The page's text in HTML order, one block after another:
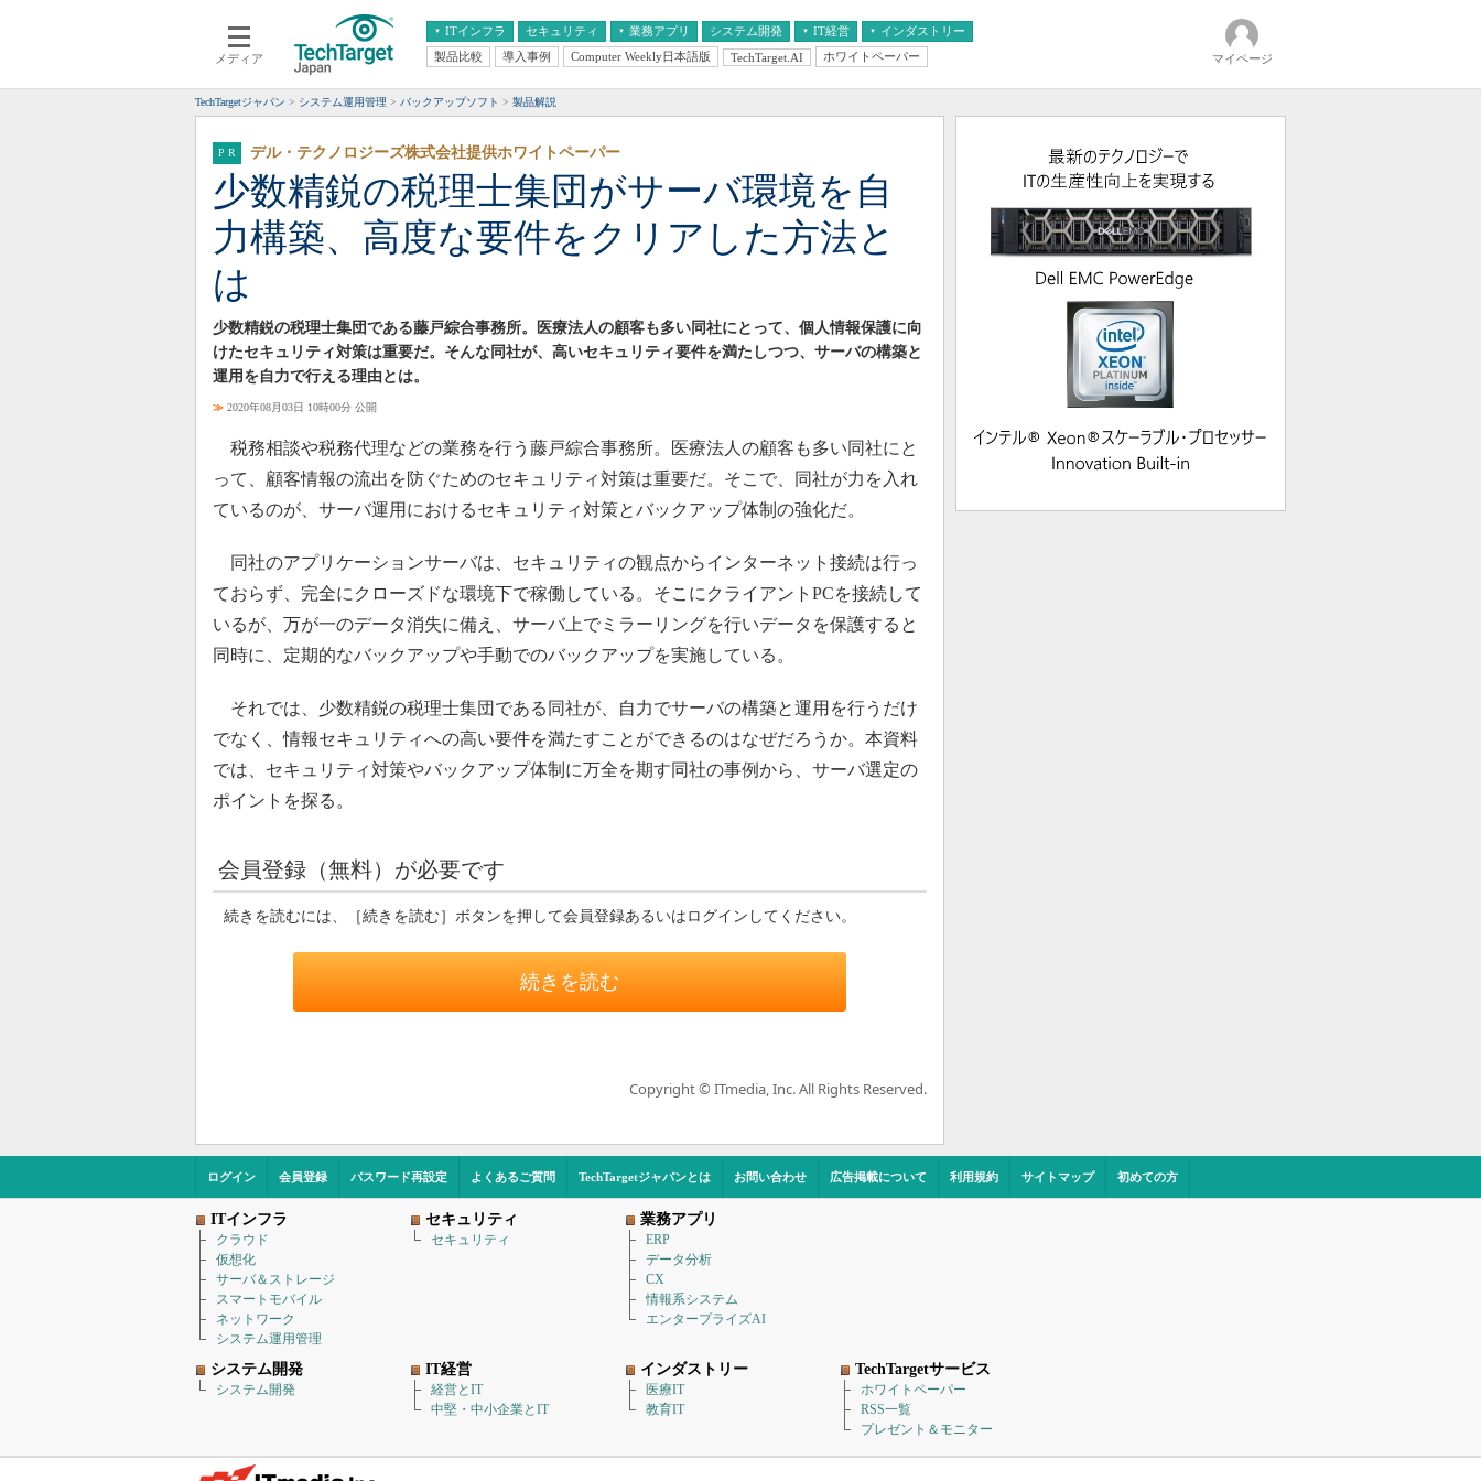
メディア
ITインフラ
クラウド
スマートモバイル
ネットワーク
システム運用管理
セキュリティ 業務アプリ
エンタープライズAI
ERP
CX
情報系システム
システム開発 IT経営
経営とIT
インダストリー
医療IT
製品比較 導入事例 Computer Weekly日本語版 TechTarget.AI ホワイトペーパー マイページ
TechTargetジャパン システム運用管理 バックアップソフト 製品解説
少数精鋭の税理士集団がサーバ環境を自
力構築、高度な要件をクリアした方法と
は
デル・テクノロジーズ株式会社提供ホワイトペーパー
少数精鋭の税理士集団である藤戸綜合事務所。医療法人の顧客も多い同社にとって、個人情報保護に向
けたセキュリティ対策は重要だ。そんな同社が、高いセキュリティ要件を満たしつつ、サーバの構築と
運用を自力で行える理由とは。
≫ 2020年08月03日 10時00分 公開
税務相談や税務代理などの業務を行う藤戸綜合事務所。医療法人の顧客も多い同社にと
って、顧客情報の流出を防ぐためのセキュリティ対策は重要だ。そこで、同社が力を入れ
ているのが、サーバ運用におけるセキュリティ対策とバックアップ体制の強化だ。
同社のアプリケーションサーバは、セキュリティの観点からインターネット接続は行っ
ておらず、完全にクローズドな環境下で稼働している。そこにクライアントPCを接続して
いるが、万が一のデータ消失に備え、サーバ上でミラーリングを行いデータを保護すると
同時に、定期的なバックアップや手動でのバックアップを実施している。
それでは、少数精鋭の税理士集団である同社が、自力でサーバの構築と運用を行うだけ
でなく、情報セキュリティへの高い要件を満たすことができるのはなぜだろうか。本資料
では、セキュリティ対策やバックアップ体制に万全を期す同社の事例から、サーバ選定の
ポイントを探る。
会員登録（無料）が必要です
続きを読むには、［続きを読む］ボタンを押して会員登録あるいはログインしてください。
続きを読む
Copyright © ITmedia, Inc. All Rights Reserved.
ログイン 会員登録 パスワード再設定 よくあるご質問 TechTargetジャパンとは お問い合わせ 広告掲載について 利用規約 サイトマップ 初めての方
ITインフラ
クラウド
仮想化
サーバ＆ストレージ
スマートモバイル
ネットワーク
システム運用管理
セキュリティ
セキュリティ
業務アプリ
ERP
データ分析
CX
情報系システム
エンタープライズAI
システム開発
システム開発
IT経営
経営とIT
中堅・中小企業とIT
インダストリー
医療IT
教育IT
TechTargetサービス
ホワイトペーパー
RSS一覧
プレゼント＆モニター